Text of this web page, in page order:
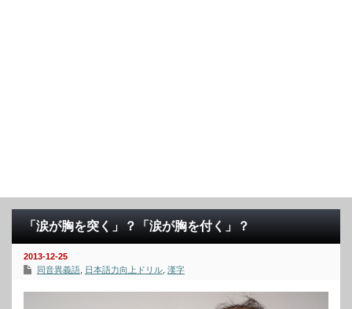
「涙が胸を突く」？「涙が胸を付く」？
2013-12-25
同音異義語 日本語力向上ドリル 漢字